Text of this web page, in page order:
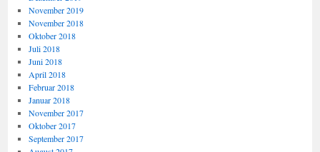
November 2019
November 2018
Oktober 2018
Juli 2018
Juni 2018
April 2018
Februar 2018
Januar 2018
November 2017
Oktober 2017
September 2017